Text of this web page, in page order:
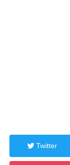
Twitter